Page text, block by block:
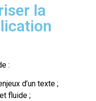
la
:
d’un texte ;
fluide ;